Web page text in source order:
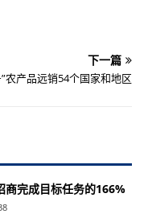
下一篇
农产品远销54个国家和地区
商完成目标任务的166%